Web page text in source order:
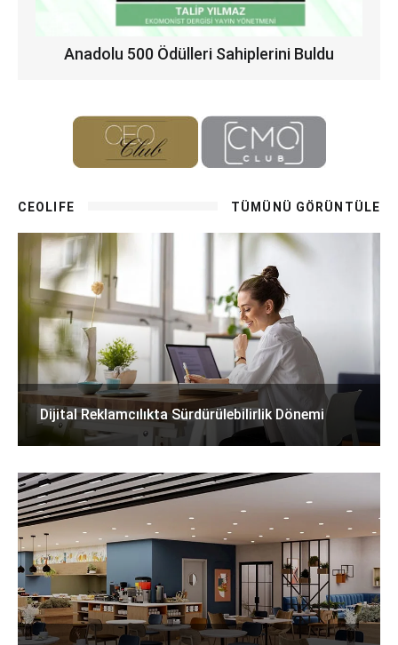
Anadolu 500 Ödülleri Sahiplerini Buldu
CEOLIFE TÜMÜNÜ GÖRÜNTÜLE
Dijital Reklamcılıkta Sürdürülebilirlik Dönemi